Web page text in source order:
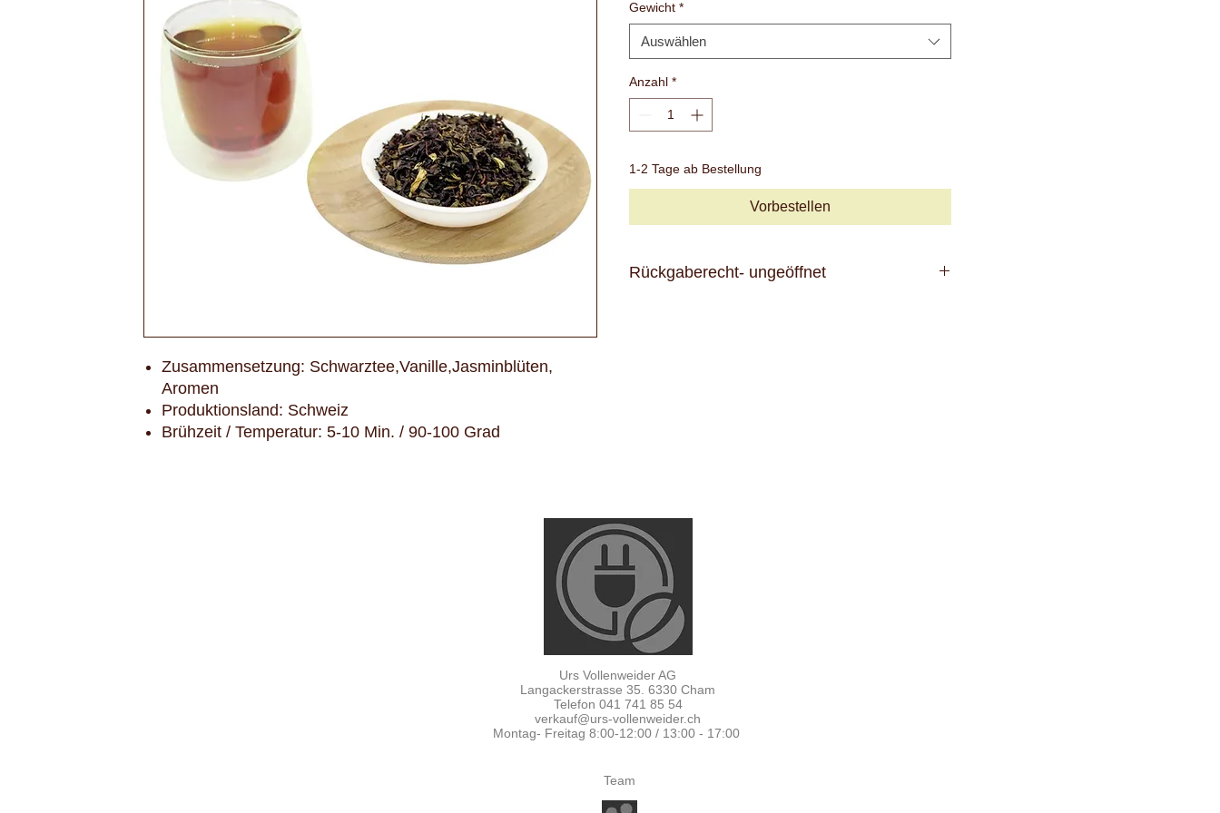
Zusammensetzung: Schwarztee,Vanille,Jasminblüten,
Aromen
Produktionsland: Schweiz
Brühzeit / Temperatur: 5-10 Min. / 90-100 Grad
Gewicht *
Auswählen
Anzahl *
1-2 Tage ab Bestellung
Vorbestellen
Rückgaberecht- ungeöffnet
Urs Vollenweider AG
Langackerstrasse 35. 6330 Cham
Telefon 041 741 85 54
verkauf@urs-vollenweider.ch
Montag- Freitag 8:00-12:00 / 13:00 - 17:00
Team